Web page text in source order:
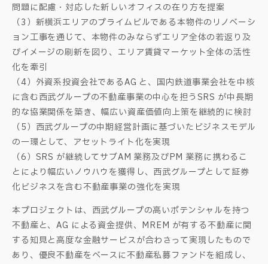
問題に配慮・対応した新しいオフィスの在り方を提案
（3）新横浜エリアのプライムビルである本物件のリノベーシ
ョン工事を通じて、本物件のみならずエリア全体の若返り及
びイメージの刷新を図り、エリア賃貸マーケット全体の活性
化を牽引
（4）外資系投資会社であるAG と、国内鉄道事業会社を中核
に含む西武グループの不動産事業の中心を担うSRS が中長期
的な協業関係を築き、幅広い資産価値向上策を継続的に検討
（5）西武グループの中期経営計画に基づいたビジネスモデル
の一環として、アセットライト化を実現
（6）SRS が継続してサブAM 業務及びPM 業務に携わるこ
とにより幅広いノウハウを獲得し、西武グループとして証券
化ビジネスを含む不動産事業の強化を実現
本プロジェクトは、西武グループの高いポテンシャルを持つ
不動産と、AG による資金提供、MREM が有する不動産に関
する知見と高度な金融サービスが合わさって実現したもので
あり、優良不動産をベースに不動産私募ファンドを組成し、